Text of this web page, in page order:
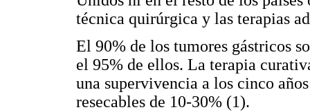
técnica quirúrgica y las terapias
El 90% de los tumores gástricos
el 95% de ellos. La terapia
una supervivencia a los cinco
resecables de 10-30% (1).